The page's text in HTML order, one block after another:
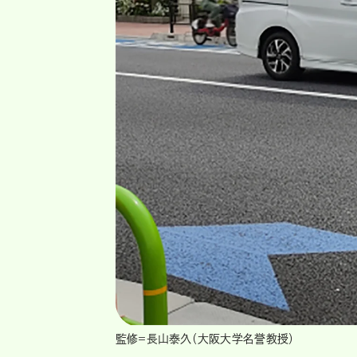
監修＝長山泰久（大阪大学名誉教授）